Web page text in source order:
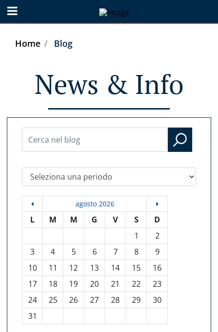
Open menu
Home Blog
News & Info
Seleziona una periodo
agosto 2026
L M M G V S
D
1
2
3
4 5 6 7 8
9
10
11 12 13 14 15
16
17
18 19 20 21 22
23
24
25 26 27 28 29
30
31